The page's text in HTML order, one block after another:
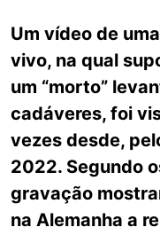
Um vídeo de
vivo, na qual
um “morto”
cadáveres, foi
vezes desde,
2022. Segundo
gravação
na Alemanha a